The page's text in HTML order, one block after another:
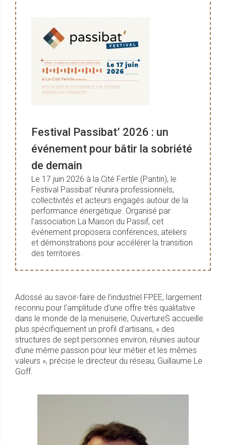
Festival Passibat’ 2026 : un
événement pour bâtir la sobriété
de demain
Le 17 juin 2026 à la Cité Fertile (Pantin), le
Festival Passibat’ réunira professionnels,
collectivités et acteurs engagés autour de la
performance énergétique. Organisé par
l’association La Maison du Passif, cet
événement proposera conférences, ateliers
et démonstrations pour accélérer la transition
des territoires.
Adossé au savoir-faire de l’industriel FPEE, largement
reconnu pour l’amplitude d’une offre très qualitative
dans le monde de la menuiserie, OuvertureS accueille
plus spécifiquement un profil d’artisans, « des
structures de sept personnes environ, réunies autour
d’une même passion pour leur métier et les mêmes
valeurs », précise le directeur du réseau, Guillaume Le
Goff.